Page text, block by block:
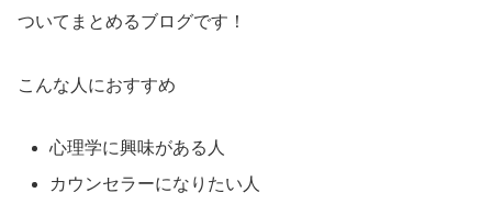
ついてまとめるブログです！
こんな人におすすめ
心理学に興味がある人
カウンセラーになりたい人